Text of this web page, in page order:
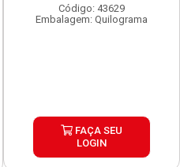
Código: 43629
Embalagem: Quilograma
FAÇA SEU
LOGIN